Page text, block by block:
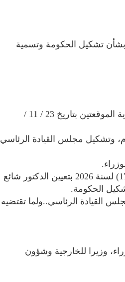
القرار الجمهوري رقم (3) لسنة 2026م، بشأن تشكيل الحكومة وتسمية
وعلى مبادرة مجلس التعاون الخليجي وآليتها التنفيذية الموقعتين بتاريخ 23 / 11 /
وعلى قرار إعلان نقل السلطة رقم (9) لسنة 2022م، وتشكيل مجلس القيادة الرئاسي
– وعلى قرار رئيس مجلس القيادة الرئاسي رقم (17) لسنة 2026 بتعيين الدكتور شائع
الحكومة.
القيادة الرئاسي..ولما تقتضيه
وزيرا للخارجية وشؤون